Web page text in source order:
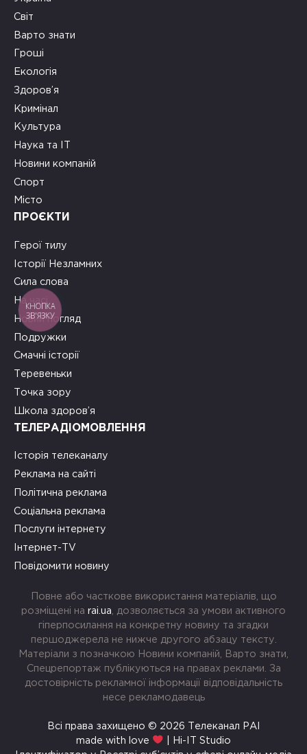
Світ
Варто знати
Гроші
Екологія
Здоров’я
Кримінал
Культура
Наука та ІТ
Новини компаній
Спорт
Місто
ПРОЄКТИ
Герої тилу
Історії Незламних
Сила слова
На часі
Новий погляд
Подружки
Смачні історії
Теревеньки
Точка зору
Школа здоров’я
ТЕЛЕРАДІОМОВЛЕННЯ
Історія телеканалу
Реклама на сайті
Політична реклама
Соціальна реклама
Послуги інтернету
Інтернет-TV
Повідомити новину
Повне або часткове використання матеріалів, що
розміщені на rai.ua , дозволяється за умови активного
гіперпосилання на конкретну новину та згадки
першоджерела не нижче другого абзацу тексту.
Матеріали з позначкою Новини компаній, Варто знати,
Спецрепортаж публікуються на правах реклами. За
достовірність рекламної інформації відповідальність
несе рекламодавець
Всі права захищено © 2026 Телеканал РАІ
made with love
| Hi-IT Studio
КНОПКА
ЗВ'ЯЗКУ